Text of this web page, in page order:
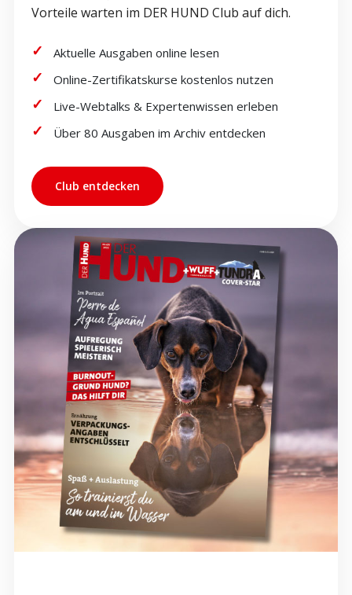
Vorteile warten im DER HUND Club auf dich.
Aktuelle Ausgaben online lesen
Online-Zertifikatskurse kostenlos nutzen
Live-Webtalks & Expertenwissen erleben
Über 80 Ausgaben im Archiv entdecken
Club entdecken